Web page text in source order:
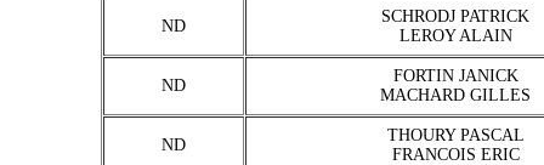
ND
SCHRODJ PATRICK
LEROY ALAIN
ND
FORTIN JANICK
MACHARD GILLES
ND
THOURY PASCAL
FRANCOIS ERIC